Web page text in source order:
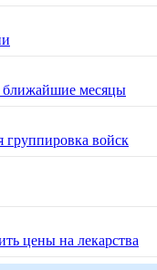
ближайшие месяцы
войск
цены на лекарства